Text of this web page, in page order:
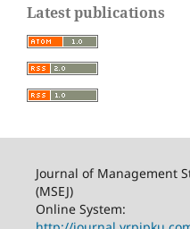
Latest publications
Journal of Management
(MSEJ)
Online System: